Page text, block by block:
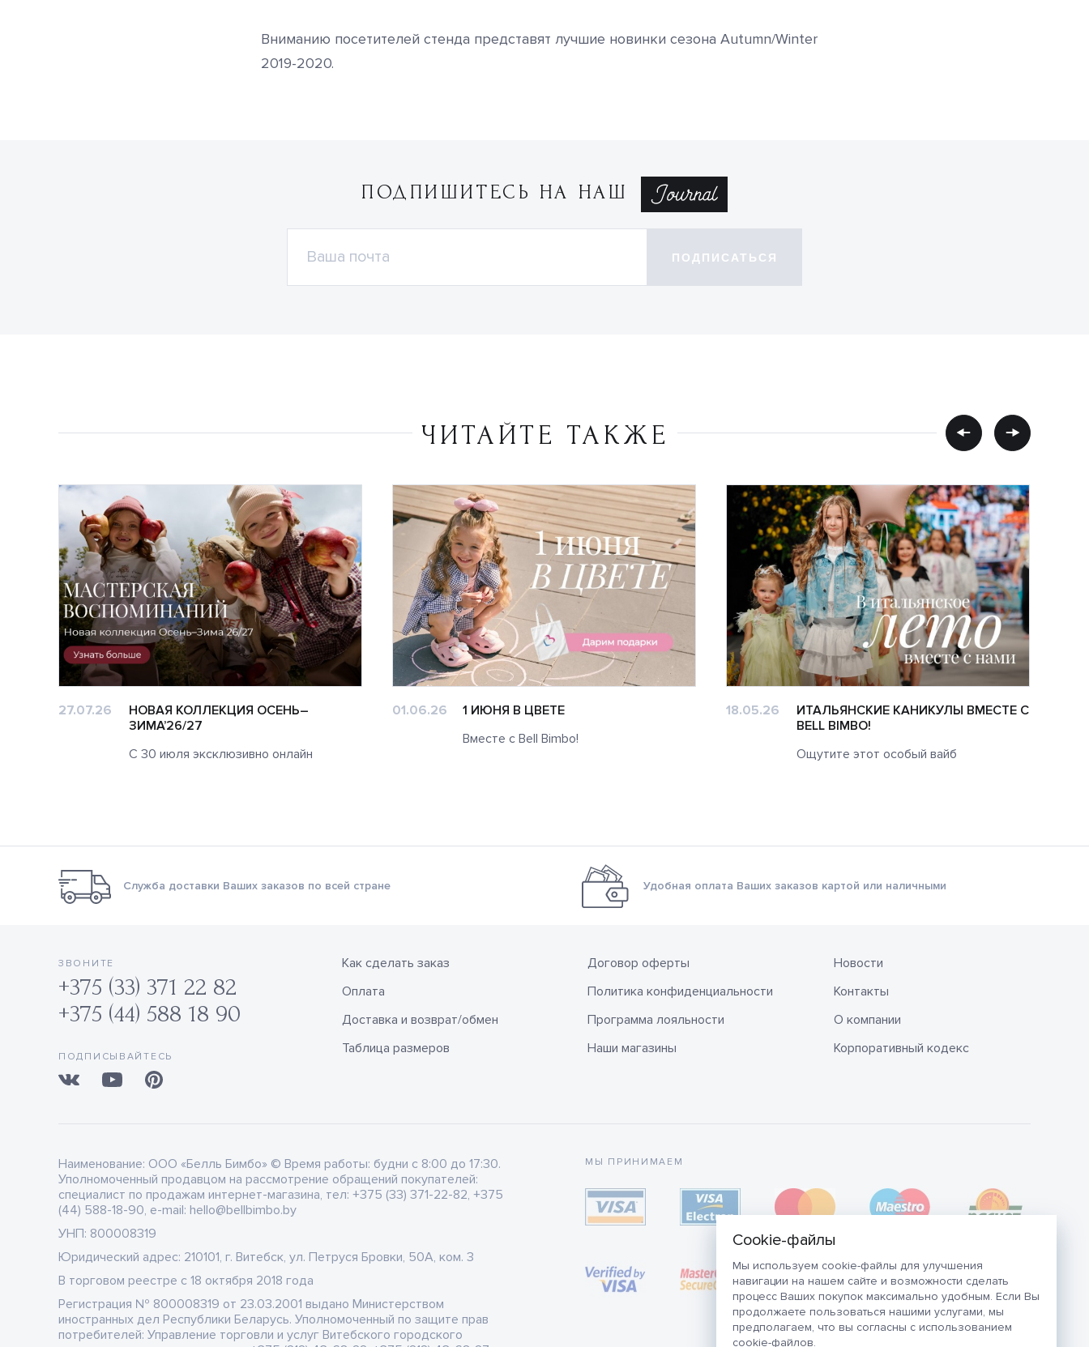
Мы используем cookie-файлы для улучшения
навигации на нашем сайте и возможности сделать
процесс Ваших покупок максимально удобным. Если Вы
продолжаете пользоваться нашими услугами, мы
предполагаем, что вы согласны с использованием
cookie-файлов.
Вниманию посетителей стенда представят лучшие новинки сезона Autumn/Winter
2019-2020.
ПОДПИШИТЕСЬ НА НАШ
ПОДПИСАТЬСЯ
ЧИТАЙТЕ ТАКЖЕ
27.07.26
НОВАЯ КОЛЛЕКЦИЯ ОСЕНЬ–
ЗИМА’26/27
С 30 июля эксклюзивно онлайн
01.06.26
1 ИЮНЯ В ЦВЕТЕ
Вместе с Bell Bimbo!
18.05.26
ИТАЛЬЯНСКИЕ КАНИКУЛЫ ВМЕСТЕ С
BELL BIMBO!
Ощутите этот особый вайб
Служба доставки Ваших заказов по всей стране Удобная оплата Ваших заказов картой или наличными
ЗВОНИТЕ
+375 (33) 371 22 82
+375 (44) 588 18 90
ПОДПИСЫВАЙТЕСЬ
Как сделать заказ
Оплата
Доставка и возврат/обмен
Таблица размеров
Договор оферты
Политика конфиденциальности
Программа лояльности
Наши магазины
Новости
Контакты
О компании
Корпоративный кодекс
Наименование: ООО «Белль Бимбо» © Время работы: будни с 8:00 до 17:30.
Уполномоченный продавцом на рассмотрение обращений покупателей:
специалист по продажам интернет-магазина, тел: +375 (33) 371-22-82, +375
(44) 588-18-90, e-mail: hello@bellbimbo.by
УНП: 800008319
Юридический адрес: 210101, г. Витебск, ул. Петруся Бровки, 50А, ком. 3
В торговом реестре c 18 октября 2018 года
Регистрация № 800008319 от 23.03.2001 выдано Министерством
иностранных дел Республики Беларусь. Уполномоченный по защите прав
потребителей: Управление торговли и услуг Витебского городского
МЫ ПРИНИМАЕМ